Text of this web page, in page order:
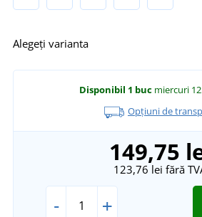
Alegeți varianta
Disponibil 1 buc miercuri
Opțiuni de
149,75
123,76 lei fără
- +